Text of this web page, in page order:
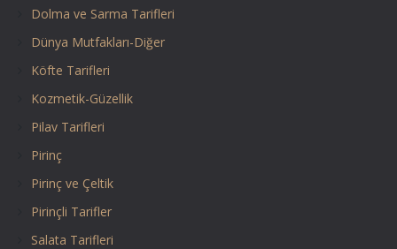
Dolma ve Sarma Tarifleri
Dünya Mutfakları-Diğer
Köfte Tarifleri
Kozmetik-Güzellik
Pilav Tarifleri
Pirinç
Pirinç ve Çeltik
Pirinçli Tarifler
Salata Tarifleri